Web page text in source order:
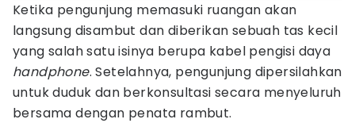
Ketika pengunjung memasuki ruangan akan
langsung disambut dan diberikan sebuah tas kecil
yang salah satu isinya berupa kabel pengisi daya
handphone. Setelahnya, pengunjung dipersilahkan
untuk duduk dan berkonsultasi secara menyeluruh
bersama dengan penata rambut.